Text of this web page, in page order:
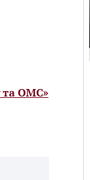
та ОМС»